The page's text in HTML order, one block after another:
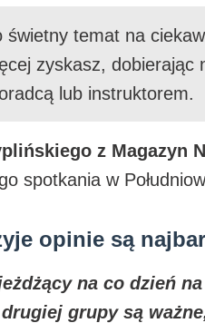
temat na
zyskasz,
lub instruktorem.
z Magazyn
w
opinie są
na co dzień
grupy są